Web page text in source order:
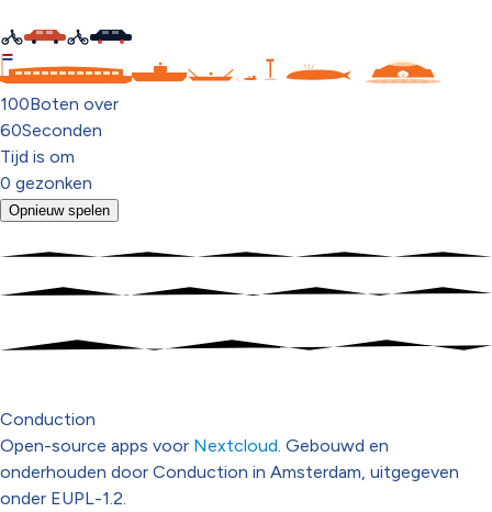
C
100Boten over
60Seconden
Tijd is om
0 gezonken
Opnieuw spelen
Conduction
Open-source apps voor Nextcloud . Gebouwd en
onderhouden door Conduction in Amsterdam, uitgegeven
onder EUPL-1.2.